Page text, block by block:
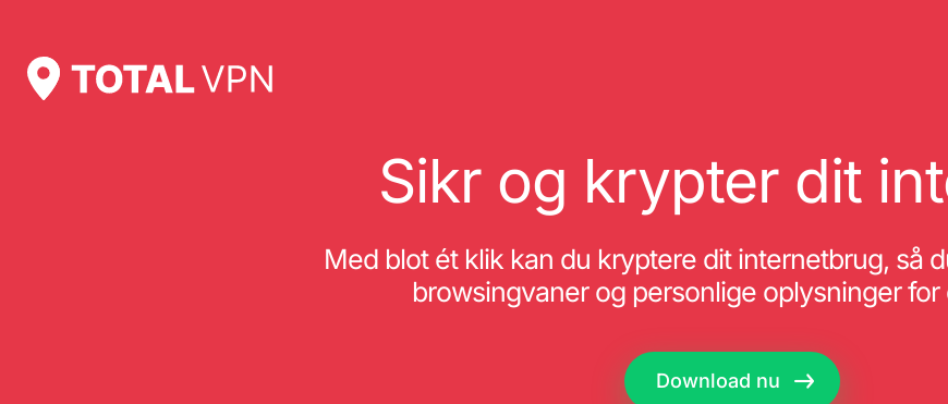
Sikr og krypter dit
Med blot ét klik kan du kryptere dit internetbrug, så
browsingvaner og personlige oplysninger for
Download nu